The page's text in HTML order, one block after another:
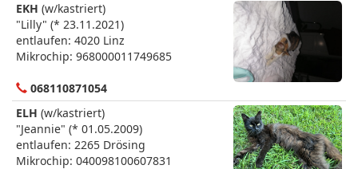
EKH (w/kastriert)
"Lilly" (* 23.11.2021)
entlaufen: 4020 Linz
Mikrochip: 968000011749685
068110871054
ELH (w/kastriert)
"Jeannie" (* 01.05.2009)
entlaufen: 2265 Drösing
Mikrochip: 040098100607831